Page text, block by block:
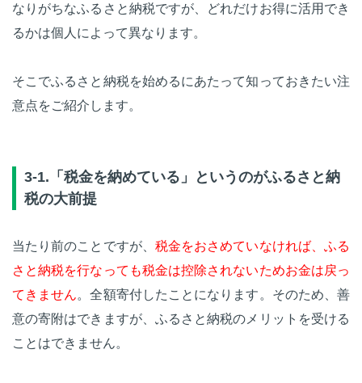
なりがちなふるさと納税ですが、どれだけお得に活用でき
るかは個人によって異なります。
そこでふるさと納税を始めるにあたって知っておきたい注
意点をご紹介します。
3-1.「税金を納めている」というのがふるさと納
税の大前提
当たり前のことですが、 税金をおさめていなければ、ふる
さと納税を行なっても税金は控除されないためお金は戻っ
てきません。全額寄付したことになります。そのため、善
意の寄附はできますが、ふるさと納税のメリットを受ける
ことはできません。